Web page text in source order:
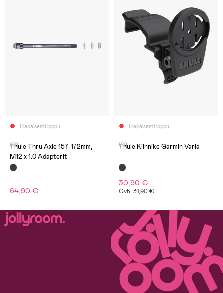
Tilapäisesti loppu
(0)
Thule Thru Axle 157-172mm,
M12 x 1.0 Adapterit
64,90 €
Tilapäisesti loppu
(0)
Thule Kiinnike Garmin Varia
30,90 €
Ovh: 31,90 €